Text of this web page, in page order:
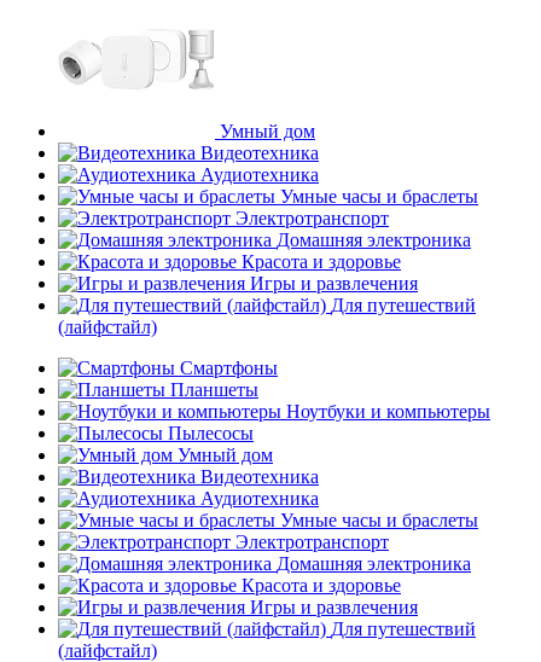
Умный дом
Видеотехника
Аудиотехника
Умные часы и браслеты
Электротранспорт
Домашняя электроника
Красота и здоровье
Игры и развлечения
Для путешествий
(лайфстайл)
Смартфоны
Планшеты
Ноутбуки и компьютеры
Пылесосы
Умный дом
Видеотехника
Аудиотехника
Умные часы и браслеты
Электротранспорт
Домашняя электроника
Красота и здоровье
Игры и развлечения
Для путешествий
(лайфстайл)
раз в 2 недели